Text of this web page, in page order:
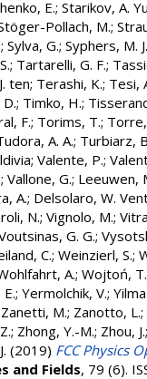
E.; Starikov, A.
Pollach, M.;
; Sylva, G.; Syphers, M. J.
; Tartarelli, G. F.;
ten; Terashi, K.; Tesi,
; Timko, H.;
F.; Torims, T.;
A. A.; Turbiarz,
; Valente, P.;
; Vallone, G.; Leeuwen,
A.; Delsolaro, W.
N.; Vignolo, M.;
G. G.;
C.; Weinzierl, S.;
A.; Wojtoń, T.
; Yermolchik, V.;
Zanetti, M.; Zanotto, L.;
; Zhong, Y.-M.; Zhou, J.
(2019) FCC Physics
and Fields, 79 (6).